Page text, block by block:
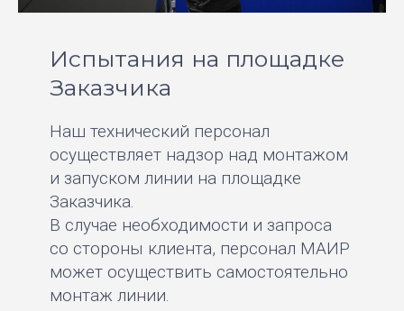
Испытания на площадке
Заказчика
Наш технический персонал
осуществляет надзор над монтажом
и запуском линии на площадке
Заказчика.
В случае необходимости и запроса
со стороны клиента, персонал МАИР
может осуществить самостоятельно
монтаж линии.